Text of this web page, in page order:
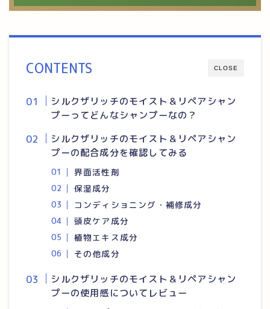
CLOSE
CONTENTS
シルクザリッチのモイスト＆リペアシャン
プーってどんなシャンプーなの？
シルクザリッチのモイスト＆リペアシャン
プーの配合成分を確認してみる
界面活性剤
保湿成分
コンディショニング・補修成分
頭皮ケア成分
植物エキス成分
その他成分
シルクザリッチのモイスト＆リペアシャン
プーの使用感についてレビュー